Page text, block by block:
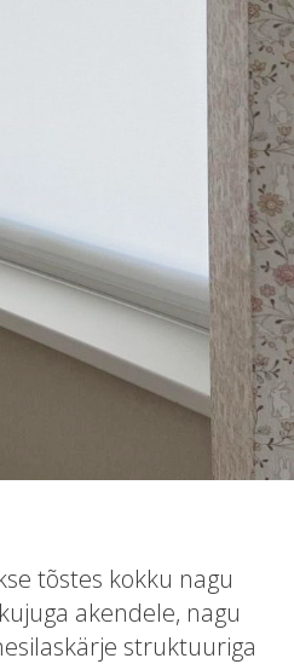
tõstes kokku nagu
akendele, nagu
struktuuriga